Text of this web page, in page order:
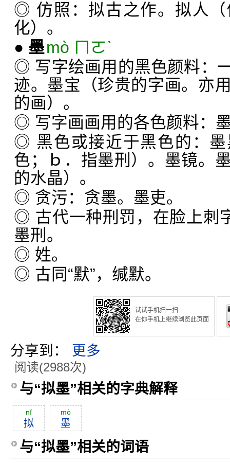
◎ 仿照：拟古之作。拟人
化）。
● 墨mò ㄇㄛˋ
◎ 写字绘画用的黑色颜料：
迹。墨宝（珍贵的字画。亦
的画）。
◎ 写字画画用的各色颜料：
◎ 黑色或接近于黑色的：
色；ｂ．指墨刑）。墨镜。
的水晶）。
◎ 贪污：贪墨。墨吏。
◎ 古代一种刑罚，在脸上刺
墨刑。
◎ 姓。
◎ 古同“默”，缄默。
试试手机扫一扫
在你手机上继续浏览此页面
分享到： 更多
阅读(2988次)
与“拟墨”相关的字典解释
nĭ
拟
mò
墨
与“拟墨”相关的词语